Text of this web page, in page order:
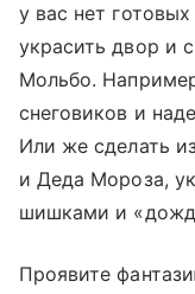
у вас нет
украсить двор и
Мольбо.
снеговиков и
Или же сделать
и Деда Мороза,
шишками и
Проявите